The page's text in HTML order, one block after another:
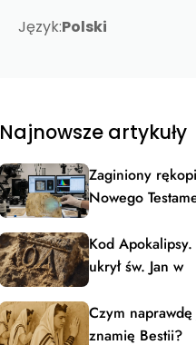
Język:Polski
Najnowsze artykuły
Zaginiony
Nowego
Kod
ukrył św. Jan w
Czym
znamię Bestii?